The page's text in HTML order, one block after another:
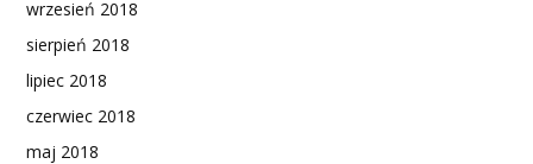
wrzesień 2018
sierpień 2018
lipiec 2018
czerwiec 2018
maj 2018